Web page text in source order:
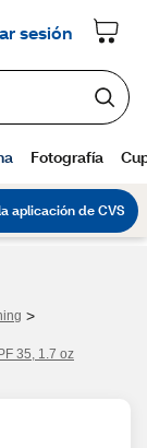
>
35, 1.7 oz